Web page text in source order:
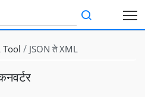
Tool JSON ते XML